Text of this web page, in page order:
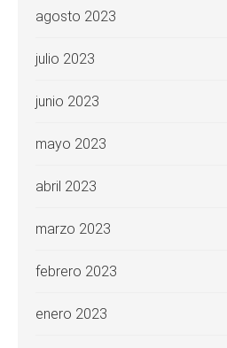
agosto 2023
julio 2023
junio 2023
mayo 2023
abril 2023
marzo 2023
febrero 2023
enero 2023